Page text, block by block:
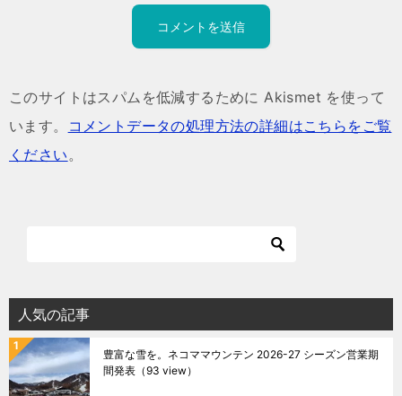
このサイトはスパムを低減するために Akismet を使って
います。
コメントデータの処理方法の詳細はこちらをご覧
ください。
人気の記事
豊富な雪を。ネコママウンテン 2026-27 シーズン営業期
間発表 （93 view）